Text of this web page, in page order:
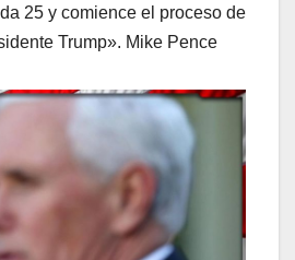
25 y comience el proceso de
Trump». Mike Pence